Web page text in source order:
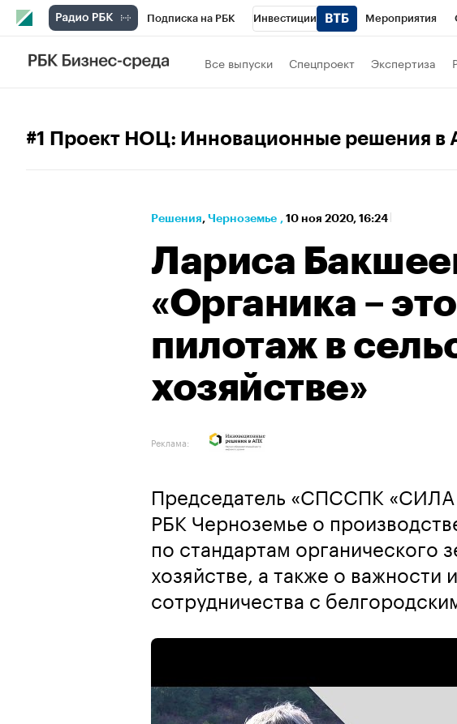
Подписка на РБК Инвестиции Мероприятия
РБК Вино Все выпуски Спецпроект Экспертиза
#1 Проект НОЦ: Инновационные решения в
Решения⁠, Черноземье , 10 ноя 2020, 16:24
Лариса
«Органика –
пилотаж в
хозяйстве»
Реклама:
Председатель «СПССПК
РБК Черноземье о
по стандартам органического
хозяйстве, а также о важности
сотрудничества с